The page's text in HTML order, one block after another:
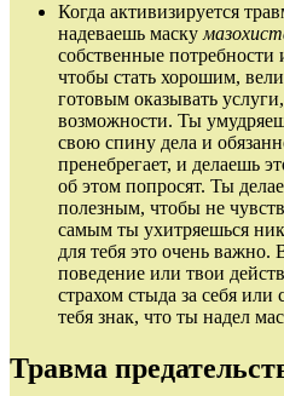
Когда активизируется
надеваешь маску
собственные потребности
чтобы стать хорошим,
готовым оказывать
возможности. Ты
свою спину дела и
пренебрегает, и делаешь
об этом попросят. Ты
полезным, чтобы не
самым ты ухитряешься
для тебя это очень важно.
поведение или твои
страхом стыда за себя
тебя знак, что ты надел
Травма